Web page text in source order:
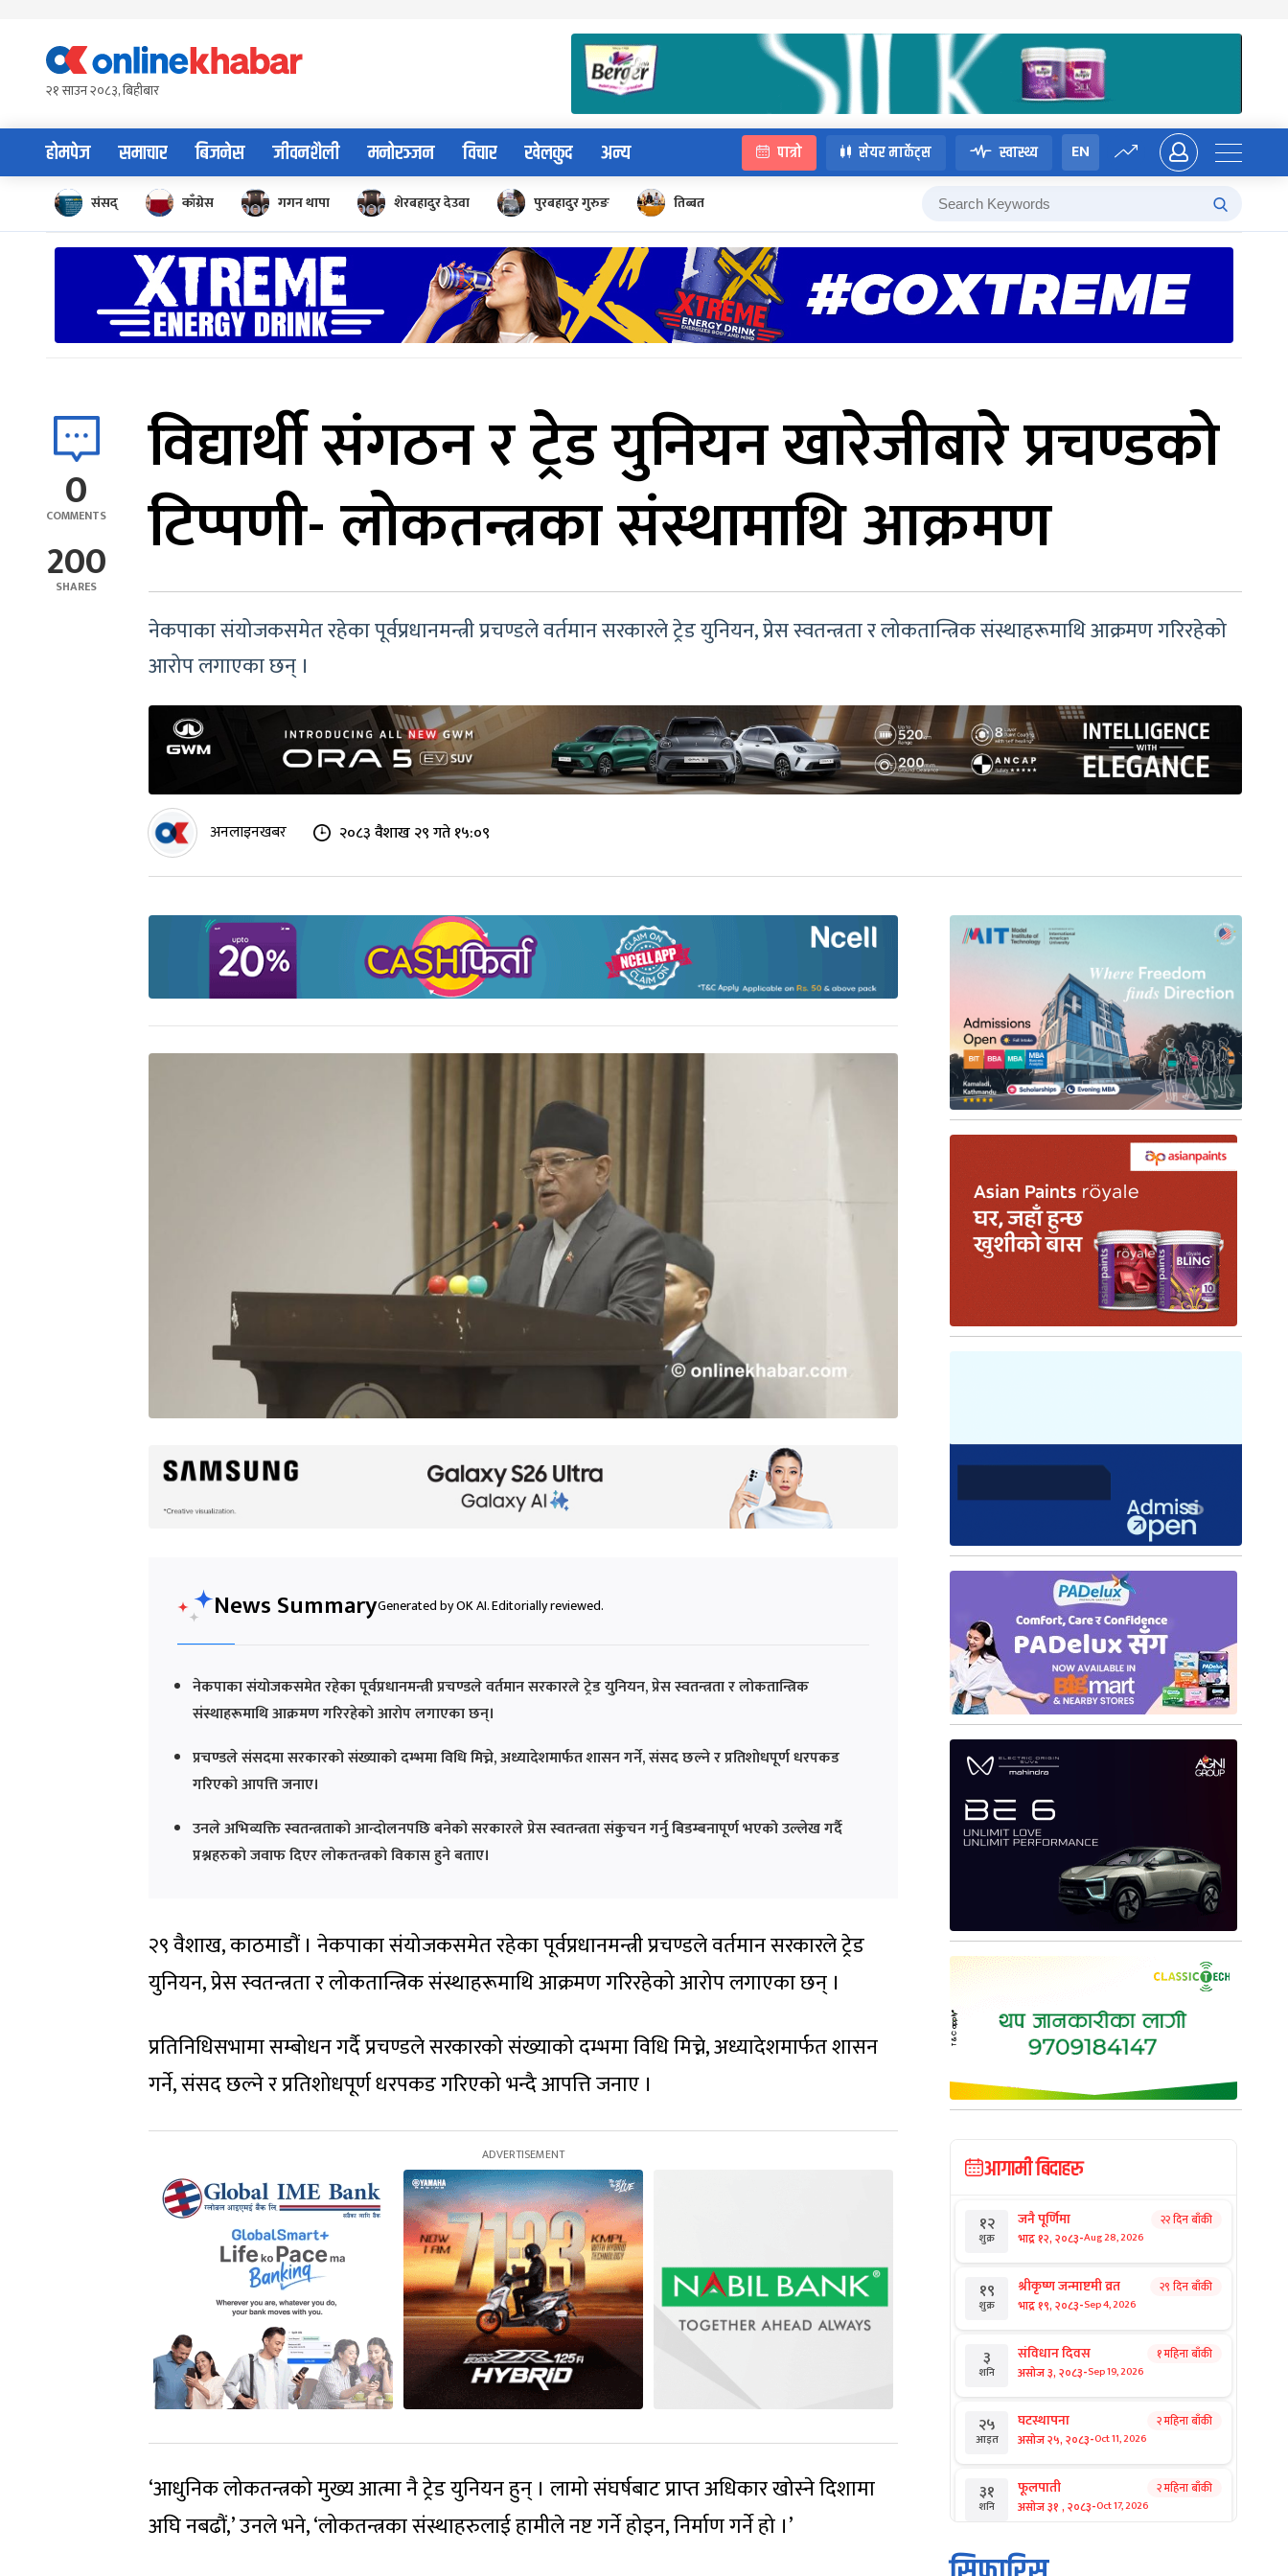
content२१ साउन २०८३, बिहीबार
होमपेज समाचार बिजनेस जीवनशैली मनोरञ्जन विचार खेलकुद अन्य पात्रो सेयर मार्केट्स स्वास्थ्य EN
संसद् काँग्रेस गगन थापा शेरबहादुर देउवा पुरबहादुर गुरुङ तिब्बत
0
COMMENTS
200
SHARES
विद्यार्थी संगठन र ट्रेड युनियन खारेजीबारे प्रचण्डको
टिप्पणी- लोकतन्त्रका संस्थामाथि आक्रमण
नेकपाका संयोजकसमेत रहेका पूर्वप्रधानमन्त्री प्रचण्डले वर्तमान सरकारले ट्रेड युनियन, प्रेस स्वतन्त्रता र लोकतान्त्रिक संस्थाहरूमाथि आक्रमण गरिरहेको
आरोप लगाएका छन् ।
अनलाइनखबर २०८३ वैशाख २९ गते १५:०९
News SummaryGenerated by OK AI. Editorially reviewed.
नेकपाका संयोजकसमेत रहेका पूर्वप्रधानमन्त्री प्रचण्डले वर्तमान सरकारले ट्रेड युनियन, प्रेस स्वतन्त्रता र लोकतान्त्रिक
संस्थाहरूमाथि आक्रमण गरिरहेको आरोप लगाएका छन्।
प्रचण्डले संसदमा सरकारको संख्याको दम्भमा विधि मिच्ने, अध्यादेशमार्फत शासन गर्ने, संसद छल्ने र प्रतिशोधपूर्ण धरपकड
गरिएको आपत्ति जनाए।
उनले अभिव्यक्ति स्वतन्त्रताको आन्दोलनपछि बनेको सरकारले प्रेस स्वतन्त्रता संकुचन गर्नु बिडम्बनापूर्ण भएको उल्लेख गर्दै
प्रश्नहरुको जवाफ दिएर लोकतन्त्रको विकास हुने बताए।
२९ वैशाख, काठमाडौं । नेकपाका संयोजकसमेत रहेका पूर्वप्रधानमन्त्री प्रचण्डले वर्तमान सरकारले ट्रेड
युनियन, प्रेस स्वतन्त्रता र लोकतान्त्रिक संस्थाहरूमाथि आक्रमण गरिरहेको आरोप लगाएका छन् ।
प्रतिनिधिसभामा सम्बोधन गर्दै प्रचण्डले सरकारको संख्याको दम्भमा विधि मिच्ने, अध्यादेशमार्फत शासन
गर्ने, संसद छल्ने र प्रतिशोधपूर्ण धरपकड गरिएको भन्दै आपत्ति जनाए ।
‘आधुनिक लोकतन्त्रको मुख्य आत्मा नै ट्रेड युनियन हुन् । लामो संघर्षबाट प्राप्त अधिकार खोस्ने दिशामा
अघि नबढौं,’ उनले भने, ‘लोकतन्त्रका संस्थाहरुलाई हामीले नष्ट गर्ने होइन, निर्माण गर्ने हो ।’
आगामी बिदाहरु
१२
शुक्र
जनै पूर्णिमा
भाद्र १२, २०८३-Aug 28, 2026
२२ दिन बाँकी
१९
शुक्र
श्रीकृष्ण जन्माष्टमी व्रत
भाद्र १९, २०८३-Sep 4, 2026
२९ दिन बाँकी
३
शनि
संविधान दिवस
असोज ३, २०८३-Sep 19, 2026
१ महिना बाँकी
२५
आइत
घटस्थापना
असोज २५, २०८३-Oct 11, 2026
२ महिना बाँकी
३१
शनि
फूलपाती
असोज ३१ , २०८३-Oct 17, 2026
२ महिना बाँकी
१ कार्तिक सङ्क्रान्ति